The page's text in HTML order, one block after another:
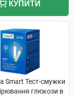
КУПИТИ
Smart Тест-смужки
глюкози в